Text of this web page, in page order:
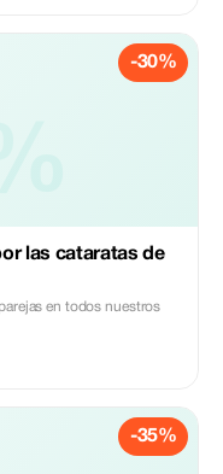
-30%
las cataratas de
en todos nuestros
-35%